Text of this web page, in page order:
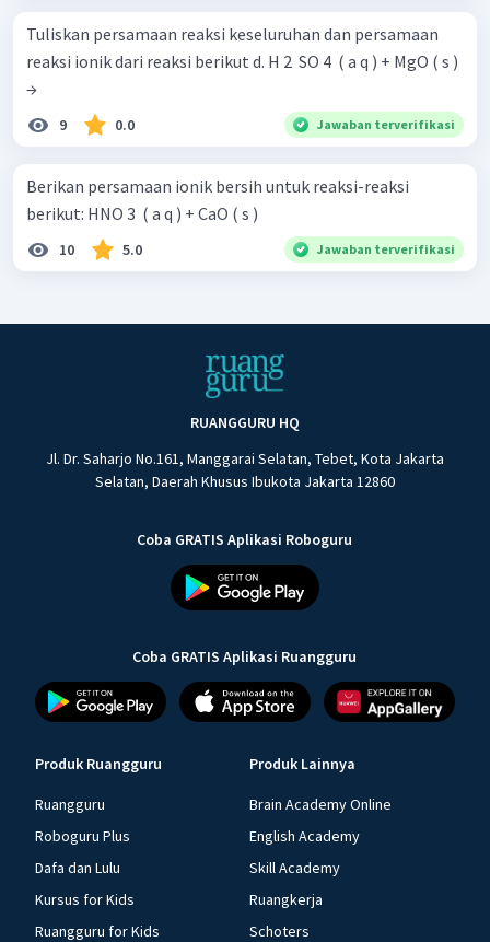
Tuliskan persamaan reaksi keseluruhan dan persamaan
reaksi ionik dari reaksi berikut d. H 2 ​ SO 4 ​ ( a q ) + MgO ( s )
→
9 0.0 Jawaban terverifikasi
Berikan persamaan ionik bersih untuk reaksi-reaksi
berikut: HNO 3 ​ ( a q ) + CaO ( s )
10 5.0 Jawaban terverifikasi
RUANGGURU HQ
Jl. Dr. Saharjo No.161, Manggarai Selatan, Tebet, Kota Jakarta
Selatan, Daerah Khusus Ibukota Jakarta 12860
Coba GRATIS Aplikasi Roboguru
Coba GRATIS Aplikasi Ruangguru
Produk Ruangguru
Ruangguru
Roboguru Plus
Dafa dan Lulu
Kursus for Kids
Ruangguru for Kids
Produk Lainnya
Brain Academy Online
English Academy
Skill Academy
Ruangkerja
Schoters